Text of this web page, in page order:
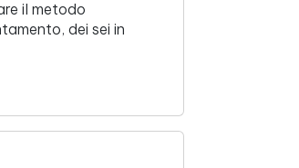
il metodo
dei sei in